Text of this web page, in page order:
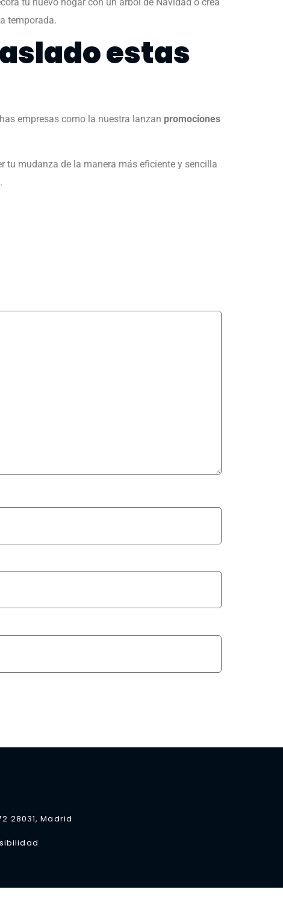
temporada.
estas
empresas como la nuestra lanzan promociones
tu mudanza de la manera más eficiente y sencilla
28031, Madrid